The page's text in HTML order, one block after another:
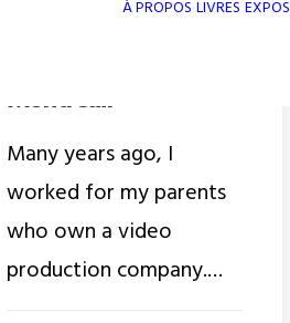
À PROPOS LIVRES EXPOS
Montreuil
Many years ago, I
worked for my parents
who own a video
production company.…